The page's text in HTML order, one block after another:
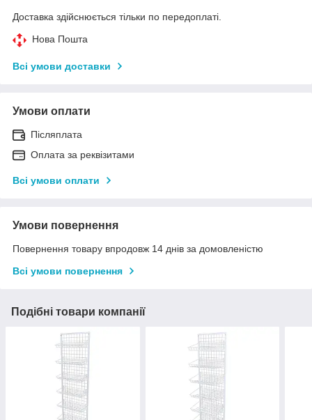
Доставка здійснюється тільки по передоплаті.
Нова Пошта
Всі умови доставки
Умови оплати
Післяплата
Оплата за реквізитами
Всі умови оплати
Умови повернення
Повернення товару впродовж 14 днів за домовленістю
Всі умови повернення
Подібні товари компанії